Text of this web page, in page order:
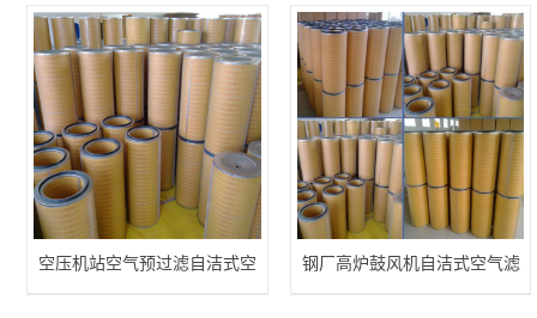
空压机站空气预过滤自洁式空
钢厂高炉鼓风机自洁式空气滤